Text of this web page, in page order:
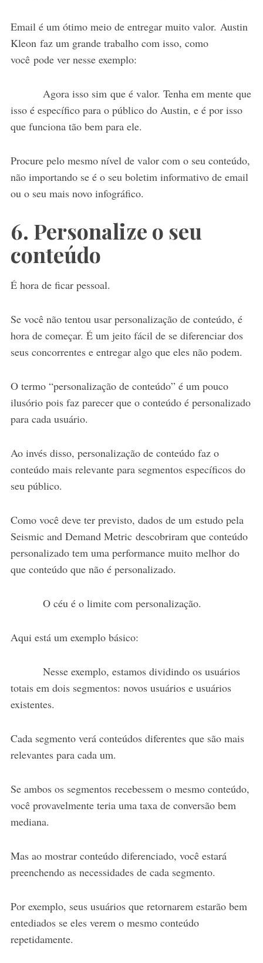
Email é um ótimo meio de entregar muito valor. Austin
Kleon faz um grande trabalho com isso, como
você pode ver nesse exemplo:
Agora isso sim que é valor. Tenha em mente que
isso é específico para o público do Austin, e é por isso
que funciona tão bem para ele.
Procure pelo mesmo nível de valor com o seu conteúdo,
não importando se é o seu boletim informativo de email
ou o seu mais novo infográfico.
6. Personalize o seu
conteúdo
É hora de ficar pessoal.
Se você não tentou usar personalização de conteúdo, é
hora de começar. É um jeito fácil de se diferenciar dos
seus concorrentes e entregar algo que eles não podem.
O termo “personalização de conteúdo” é um pouco
ilusório pois faz parecer que o conteúdo é personalizado
para cada usuário.
Ao invés disso, personalização de conteúdo faz o
conteúdo mais relevante para segmentos específicos do
seu público.
Como você deve ter previsto, dados de um estudo pela
Seismic and Demand Metric descobriram que conteúdo
personalizado tem uma performance muito melhor do
que conteúdo que não é personalizado.
O céu é o limite com personalização.
Aqui está um exemplo básico:
Nesse exemplo, estamos dividindo os usuários
totais em dois segmentos: novos usuários e usuários
existentes.
Cada segmento verá conteúdos diferentes que são mais
relevantes para cada um.
Se ambos os segmentos recebessem o mesmo conteúdo,
você provavelmente teria uma taxa de conversão bem
mediana.
Mas ao mostrar conteúdo diferenciado, você estará
preenchendo as necessidades de cada segmento.
Por exemplo, seus usuários que retornarem estarão bem
entediados se eles verem o mesmo conteúdo
repetidamente.